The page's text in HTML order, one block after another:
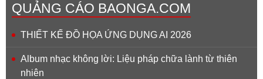
QUẢNG CÁO BAONGA.COM
THIẾT KẾ ĐỒ HỌA ỨNG DỤNG AI 2026
Album nhạc không lời: Liệu pháp chữa lành từ thiên
nhiên